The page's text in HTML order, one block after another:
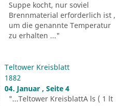
Suppe kocht, nur soviel
Brennmaterial erforderlich ist ,
um die genannte Temperatur
zu erhalten ..."
Teltower Kreisblatt
1882
04. Januar , Seite 4
"...Teltower KreisblattA ls ( 1 lt